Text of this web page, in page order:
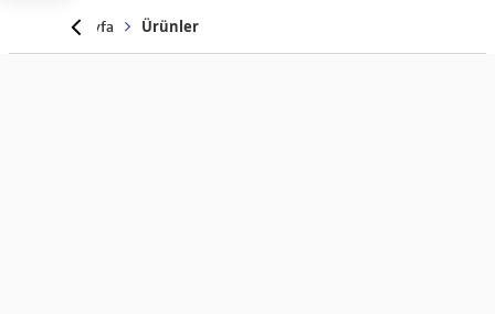
Anasayfa Ürünler